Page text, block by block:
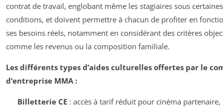
contrat de travail, englobant même les stagiaires sous certaines
conditions, et doivent permettre à chacun de profiter en
ses besoins réels, notamment en considérant des critères
comme les revenus ou la composition familiale.
Les différents types d’aides culturelles offertes par le
d’entreprise MMA :
Billetterie CE: accès à tarif réduit pour cinéma partenaire,